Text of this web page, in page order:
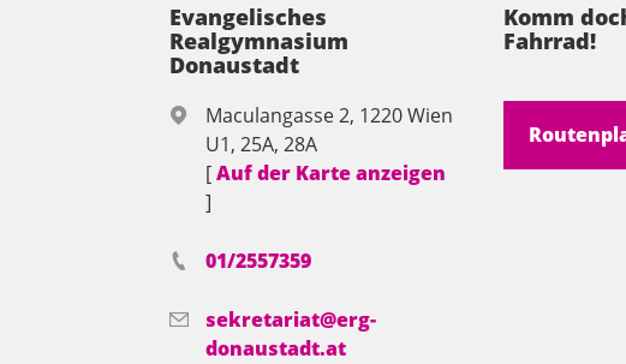
Evangelisches
Realgymnasium
Donaustadt
Maculangasse 2, 1220 Wien
U1, 25A, 28A
[Auf der Karte anzeigen
]
01/2557359
sekretariat@erg-
donaustadt.at
Komm
Fahrrad!